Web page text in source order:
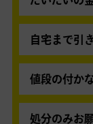
をお知らせ
査定結果に
ていないか
届いていな
ムよりご照
登録メール
商品そのも
の有無など
す。また、
によっても
ておりませ
自宅まで引
宅配業者が
商品のダン
動はお客様
出張買取（
値段の付か
査定の際に
た商品につ
処分のみお